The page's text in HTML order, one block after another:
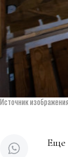
Источник
Еще